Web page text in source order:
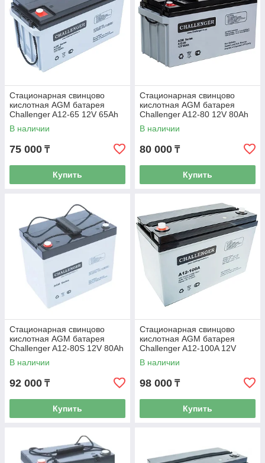
Стационарная свинцово
кислотная AGM батарея
Challenger A12-65 12V 65Ah
В наличии
75 000 ₸
Купить
Стационарная свинцово
кислотная AGM батарея
Challenger A12-80 12V 80Ah
В наличии
80 000 ₸
Купить
Стационарная свинцово
кислотная AGM батарея
Challenger A12-80S 12V 80Ah
В наличии
92 000 ₸
Купить
Стационарная свинцово
кислотная AGM батарея
Challenger A12-100A 12V
100Ah
В наличии
98 000 ₸
Купить